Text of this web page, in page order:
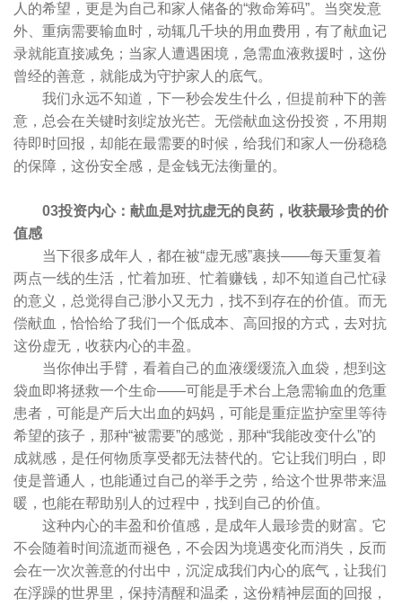
人的希望，更是为自己和家人储备的“救命筹码”。当突发意
外、重病需要输血时，动辄几千块的用血费用，有了献血记
录就能直接减免；当家人遭遇困境，急需血液救援时，这份
曾经的善意，就能成为守护家人的底气。
我们永远不知道，下一秒会发生什么，但提前种下的善
意，总会在关键时刻绽放光芒。无偿献血这份投资，不用期
待即时回报，却能在最需要的时候，给我们和家人一份稳稳
的保障，这份安全感，是金钱无法衡量的。
03投资内心：献血是对抗虚无的良药，收获最珍贵的价
值感
当下很多成年人，都在被“虚无感”裹挟——每天重复着
两点一线的生活，忙着加班、忙着赚钱，却不知道自己忙碌
的意义，总觉得自己渺小又无力，找不到存在的价值。而无
偿献血，恰恰给了我们一个低成本、高回报的方式，去对抗
这份虚无，收获内心的丰盈。
当你伸出手臂，看着自己的血液缓缓流入血袋，想到这
袋血即将拯救一个生命——可能是手术台上急需输血的危重
患者，可能是产后大出血的妈妈，可能是重症监护室里等待
希望的孩子，那种“被需要”的感觉，那种“我能改变什么”的
成就感，是任何物质享受都无法替代的。它让我们明白，即
使是普通人，也能通过自己的举手之劳，给这个世界带来温
暖，也能在帮助别人的过程中，找到自己的价值。
这种内心的丰盈和价值感，是成年人最珍贵的财富。它
不会随着时间流逝而褪色，不会因为境遇变化而消失，反而
会在一次次善意的付出中，沉淀成我们内心的底气，让我们
在浮躁的世界里，保持清醒和温柔，这份精神层面的回报，